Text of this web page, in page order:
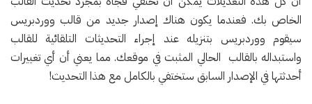
الخاص بك. فعندما يكون هناك إصدار جديد من قالب ووردبريس
سيقوم ووردبريس بتنزيله عند إجراء التحديثات التلقائية للقالب
واستبداله بالقالب الحالي المثبت في موقعك. مما يعني أن أي تغييرات
أحدثتها في الإصدار السابق ستختفي بالكامل مع هذا التحديث!